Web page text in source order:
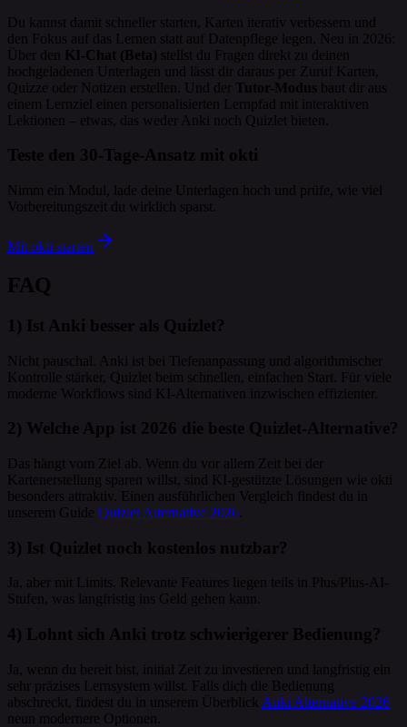
Du kannst damit schneller starten, Karten iterativ verbessern und
den Fokus auf das Lernen statt auf Datenpflege legen. Neu in 2026:
Über den KI-Chat (Beta) stellst du Fragen direkt zu deinen
hochgeladenen Unterlagen und lässt dir daraus per Zuruf Karten,
Quizze oder Notizen erstellen. Und der Tutor-Modus baut dir aus
einem Lernziel einen personalisierten Lernpfad mit interaktiven
Lektionen – etwas, das weder Anki noch Quizlet bieten.
Teste den 30-Tage-Ansatz mit okti
Nimm ein Modul, lade deine Unterlagen hoch und prüfe, wie viel
Vorbereitungszeit du wirklich sparst.
Mit okti starten
FAQ
1) Ist Anki besser als Quizlet?
Nicht pauschal. Anki ist bei Tiefenanpassung und algorithmischer
Kontrolle stärker, Quizlet beim schnellen, einfachen Start. Für viele
moderne Workflows sind KI-Alternativen inzwischen effizienter.
2) Welche App ist 2026 die beste Quizlet-Alternative?
Das hängt vom Ziel ab. Wenn du vor allem Zeit bei der
Kartenerstellung sparen willst, sind KI-gestützte Lösungen wie okti
besonders attraktiv. Einen ausführlichen Vergleich findest du in
unserem Guide Quizlet Alternative 2026
3) Ist Quizlet noch kostenlos nutzbar?
Ja, aber mit Limits. Relevante Features liegen teils in Plus/Plus-AI-
Stufen, was langfristig ins Geld gehen kann.
4) Lohnt sich Anki trotz schwierigerer Bedienung?
Ja, wenn du bereit bist, initial Zeit zu investieren und langfristig ein
sehr präzises Lernsystem willst. Falls dich die Bedienung
abschreckt, findest du in unserem Überblick Anki Alternative 2026
neun modernere Optionen.